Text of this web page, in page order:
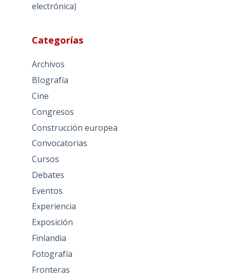
electrónica)
Categorías
Archivos
BIografía
Cine
Congresos
Construcción europea
Convocatorias
Cursos
Debates
Eventos
Experiencia
Exposición
Finlandia
Fotografía
Fronteras